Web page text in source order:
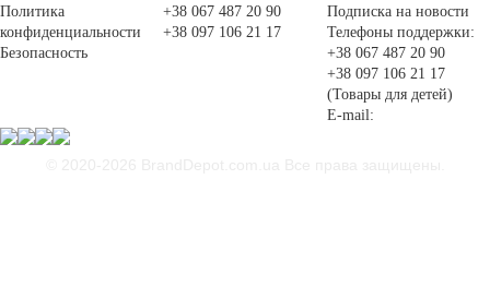
Политика
конфиденциальности
Безопасность
+38 067 487 20 90
+38 097 106 21 17
Подписка на новости
Телефоны поддержки:
+38 067 487 20 90
+38 097 106 21 17
(Товары для детей)
E-mail: